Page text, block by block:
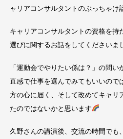
ャリアコンサルタントのぶっちゃけ
キャリアコンサルタントの資格を持
選びに関するお話をしてくださいま
「運動会でやりたい係は？」の問い
直感で仕事を選んでみてもいいので
方の心に届く、そして改めてキャリ
たのではないかと思います
久野さんの講演後、交流の時間でも